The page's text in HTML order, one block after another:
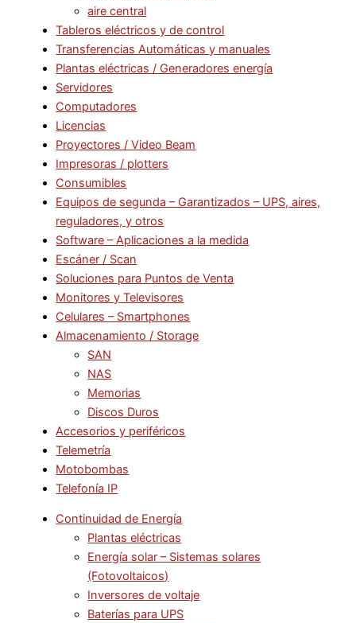
aire central
Tableros eléctricos y de control
Transferencias Automáticas y manuales
Plantas eléctricas / Generadores energía
Servidores
Computadores
Licencias
Proyectores / Video Beam
Impresoras / plotters
Consumibles
Equipos de segunda – Garantizados – UPS, aires,
reguladores, y otros
Software – Aplicaciones a la medida
Escáner / Scan
Soluciones para Puntos de Venta
Monitores y Televisores
Celulares – Smartphones
Almacenamiento / Storage
SAN
NAS
Memorias
Discos Duros
Accesorios y periféricos
Telemetría
Motobombas
Telefonía IP
Continuidad de Energía
Plantas eléctricas
Energía solar – Sistemas solares
(Fotovoltaicos)
Inversores de voltaje
Baterías para UPS